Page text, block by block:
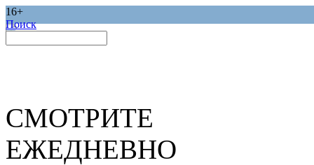
16+
Поиск
СМОТРИТЕ
ЕЖЕДНЕВНО